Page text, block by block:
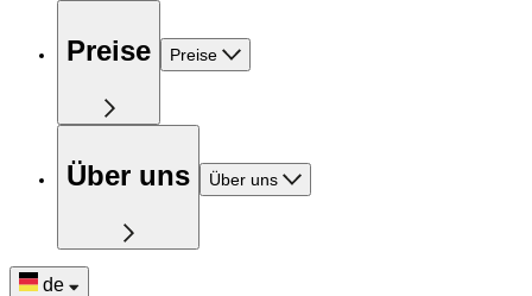
Preise Preise
Über uns Über uns
de